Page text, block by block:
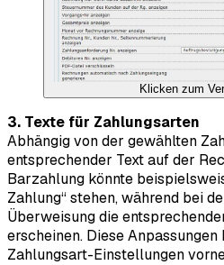
Klicken zum
3. Texte für Zahlungsarten
Abhängig von der gewählten
entsprechender Text auf der
Barzahlung könnte
Zahlung“ stehen, während bei
Überweisung die
erscheinen. Diese
Zahlungsart-Einstellungen